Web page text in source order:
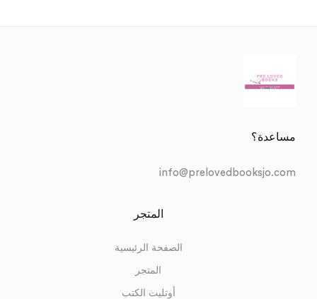
مساعدة؟
info@prelovedbooksjo.com
المتجر
الصفحة الرئيسية
المتجر
أوتليت الكتب